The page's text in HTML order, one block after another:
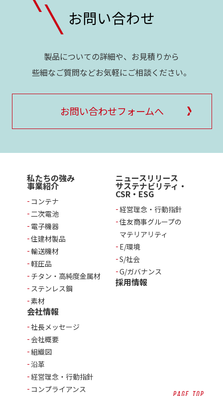
お問い合わせ
製品についての詳細や、お見積りから
些細なご質問などお気軽にご相談ください。
お問い合わせフォームへ
私たちの強み
事業紹介
コンテナ
二次電池
電子機器
住建材製品
輸送機材
軽圧品
チタン・高純度金属材
ステンレス鋼
素材
会社情報
社長メッセージ
会社概要
組織図
沿革
経営理念・行動指針
コンプライアンス
ニュースリリース
サステナビリティ・
CSR・ESG
経営理念・行動指針
住友商事グループの
マテリアリティ
E/環境
S/社会
G/ガバナンス
採用情報